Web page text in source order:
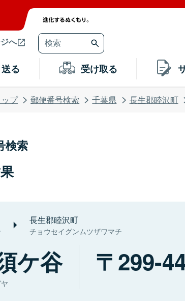
へ
送る 受け取る
プ 郵便番号検索 千葉県 長生郡睦沢町
検索
長生郡睦沢町
チョウセイグンムツザワマチ
ケ谷 299-